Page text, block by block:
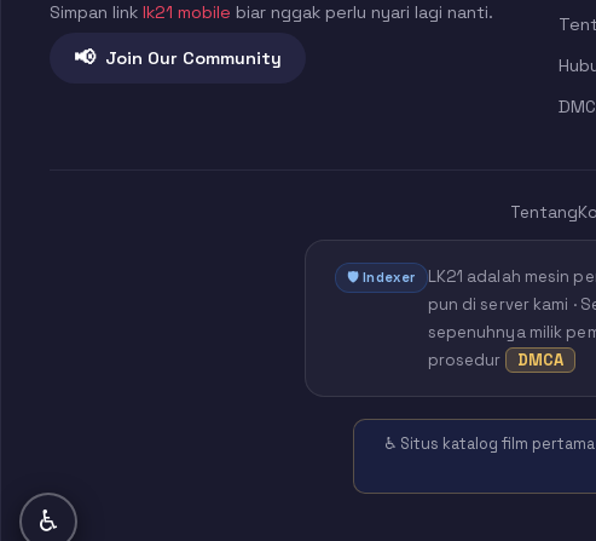
Simpan link lk21 mobile biar nggak perlu nyari lagi nanti.
📢 Join Our Community
Tentang
🛡️ Indexer LK21 adalah mesin
pun di server kami ·
sepenuhnya milik
prosedur
DMCA
♿ Situs katalog film
♿